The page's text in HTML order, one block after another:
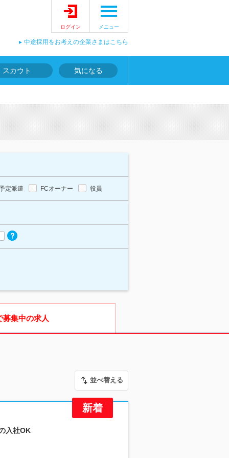
ログイン メニュー
中途採用をお考えの企業さまはこちら
スカウト 気になる
定派遣 FCオーナー 役員
募集中の求人
並べ替える
入社OK